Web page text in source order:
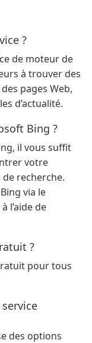
?
de moteur de
à trouver des
pages Web,
d’actualité.
Bing ?
il vous suffit
votre
recherche.
via le
l’aide de
?
pour tous
des options